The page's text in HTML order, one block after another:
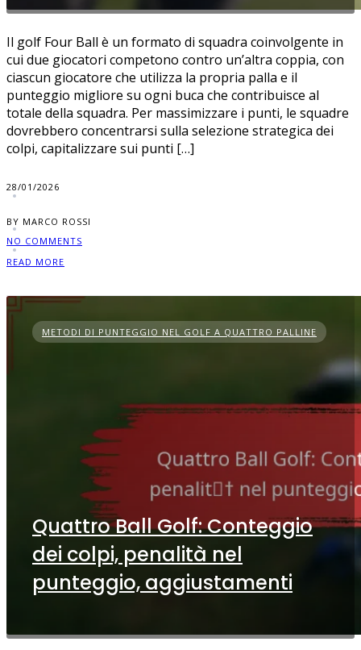
Il golf Four Ball è un formato di squadra coinvolgente in
cui due giocatori competono contro un’altra coppia, con
ciascun giocatore che utilizza la propria palla e il
punteggio migliore su ogni buca che contribuisce al
totale della squadra. Per massimizzare i punti, le squadre
dovrebbero concentrarsi sulla selezione strategica dei
colpi, capitalizzare sui punti […]
28/01/2026
BY MARCO ROSSI
NO COMMENTS
READ MORE
METODI DI PUNTEGGIO NEL GOLF A QUATTRO PALLINE
Quattro Ball Golf: Conteggio
dei colpi, penalità nel
punteggio, aggiustamenti